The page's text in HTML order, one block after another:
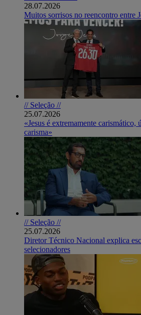
28.07.2026
Muitos sorrisos no reencontro entre
// Seleção //
25.07.2026
«Jesus é extremamente carismático,
carisma»
// Seleção //
25.07.2026
Diretor Técnico Nacional explica
selecionadores